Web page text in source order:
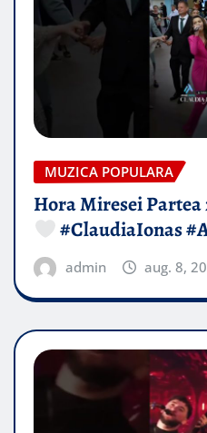
MUZICA POPULARA
Hora Miresei Partea
#ClaudiaIonas
admin aug. 8,